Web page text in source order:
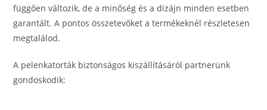
függően változik, de a minőség és a dizájn minden esetben
garantált. A pontos összetevőket a termékeknél részletesen
megtalálod.
A pelenkatorták biztonságos kiszállításáról partnerünk
gondoskodik: